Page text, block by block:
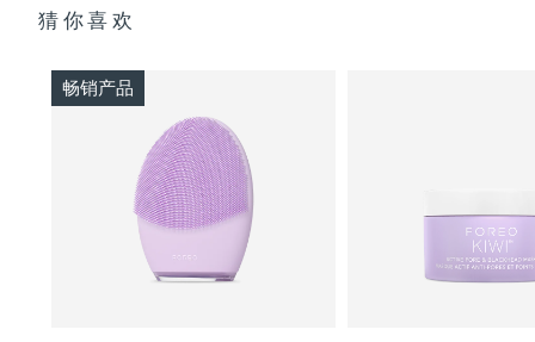
猜你喜欢
畅销产品